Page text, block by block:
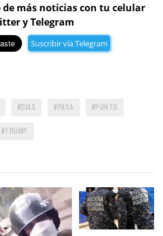
más noticias con tu celular
y Telegram
Suscribir vía Telegram
DIAS PASA PUNTO
TRUMP